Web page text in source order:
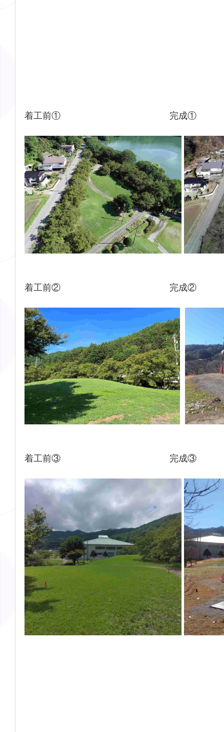
着工前①　　　　　　　　　　　    完成①
着工前②　　　　　　　　　　　    完成②
着工前③　　　　　　　　　　　    完成③